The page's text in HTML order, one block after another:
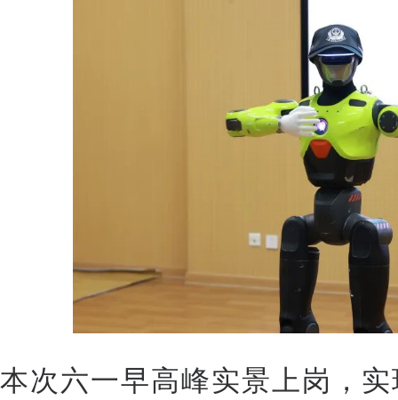
本次六一早高峰实景上岗，